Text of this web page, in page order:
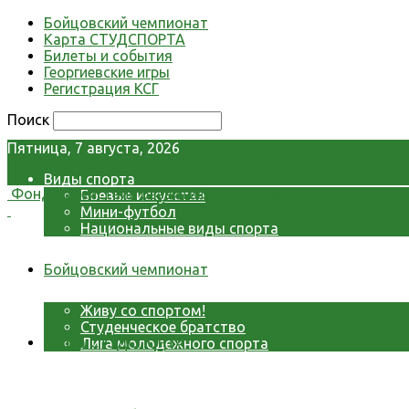
Бойцовский чемпионат
Карта СТУДСПОРТА
Билеты и события
Георгиевские игры
Регистрация КСГ
Поиск
Пятница, 7 августа, 2026
Виды спорта
Боевые искусства
Мини-футбол
Национальные виды спорта
Фото
СМИ о нас
Живу со спортом!
Студенческое братство
Лига молодежного спорта
Фонд содействия развитию студенческих спортивных
Бойцовский чемпионат
Карта СТУДСПОРТА